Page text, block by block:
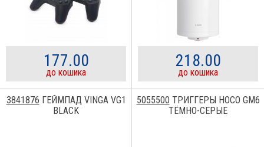
177.00
до кошика
218.00
до кошика
3841876 ГЕЙМПАД VINGA VG1
BLACK
5055500 ТРИГГЕРЫ HOCO GM6
ТЁМНО-СЕРЫЕ